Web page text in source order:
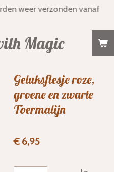
Magic
weer verzonden vanaf
Geluksflesje roze,
groene en zwarte
Toermalijn
€ 6,95